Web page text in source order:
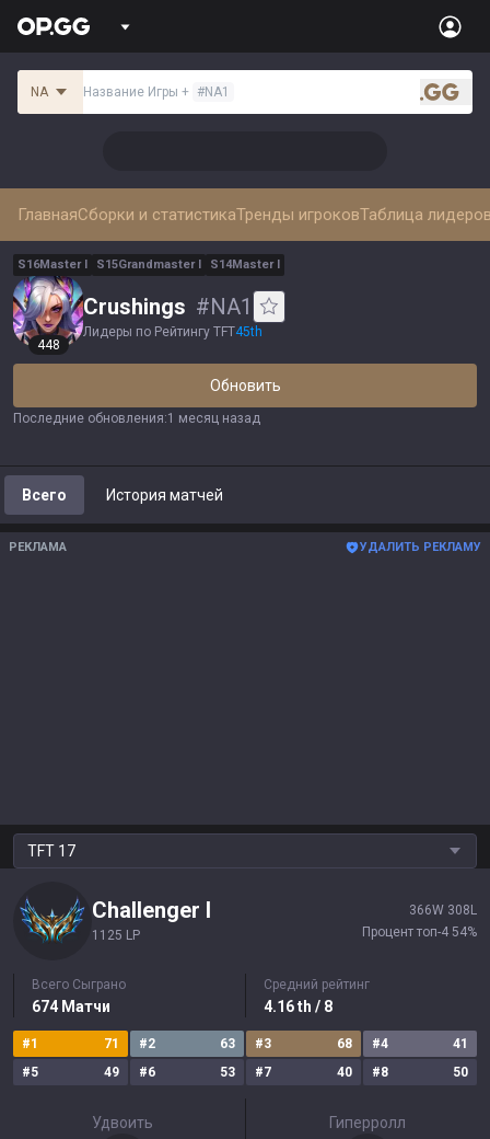
NA Название Игры + #NA1
.gg
ГлавнаяСборки и статистикаТренды игроковТаблица
S16Master I S15Grandmaster I S14Master I
448
Crushings #NA1
Лидеры по Рейтингу TFT45th
Обновить
Последние обновления:1 месяц назад
Всего История матчей
РЕКЛАМА УДАЛИТЬ РЕКЛАМУ
TFT 17
Challenger I
1125 LP
366W 308 L
Процент топ-4 54%
Всего Сыграно
674 Матчи
Средний рейтинг
4.16th / 8
#1 71 #2 63 #3 68 #4
41
#5 49 #6 53 #7 40 #8 50
Удвоить Гиперролл